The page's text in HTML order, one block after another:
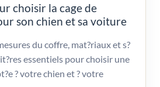
choisir la cage de
son chien et sa voiture
du coffre, mat?riaux et s?
essentiels pour choisir une
? votre chien et ? votre